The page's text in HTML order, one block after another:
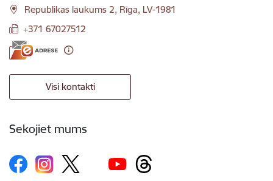
Republikas laukums 2, Rīga, LV-1981
+371 67027512
Visi kontakti
Sekojiet mums